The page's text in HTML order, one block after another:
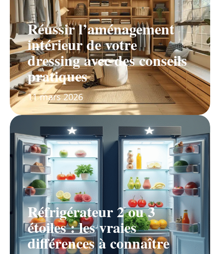
Réussir l’aménagement
intérieur de votre
dressing avec des conseils
pratiques
11 mars 2026
Réfrigérateur 2 ou 3
étoiles : les vraies
différences à connaître